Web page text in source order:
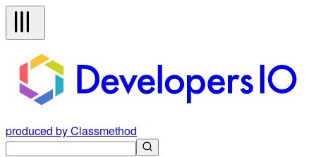
produced by Classmethod